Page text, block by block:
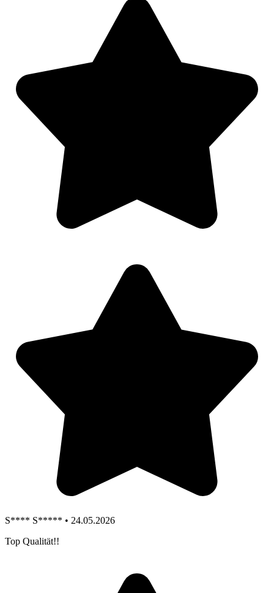
S**** S***** • 24.05.2026
Top Qualität!!